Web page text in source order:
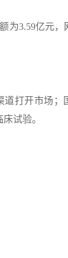
为3.59亿元，
道打开市场；
试验。